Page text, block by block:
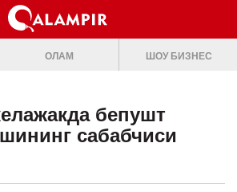
ОЛАМ ШОУ БИЗНЕС
бепушт
сабабчиси